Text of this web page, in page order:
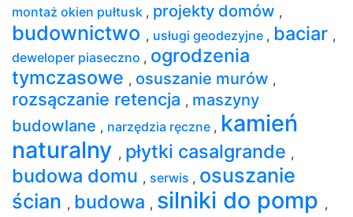
montaż okien pułtusk , projekty domów ,
budownictwo , usługi geodezyjne , baciar ,
deweloper piaseczno , ogrodzenia
tymczasowe , osuszanie murów ,
rozsączanie retencja , maszyny
budowlane , narzędzia ręczne , kamień
naturalny , płytki casalgrande ,
budowa domu , serwis , osuszanie
ścian , budowa , silniki do pomp ,